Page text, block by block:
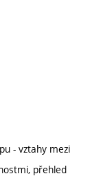
- vztahy mezi
přehled